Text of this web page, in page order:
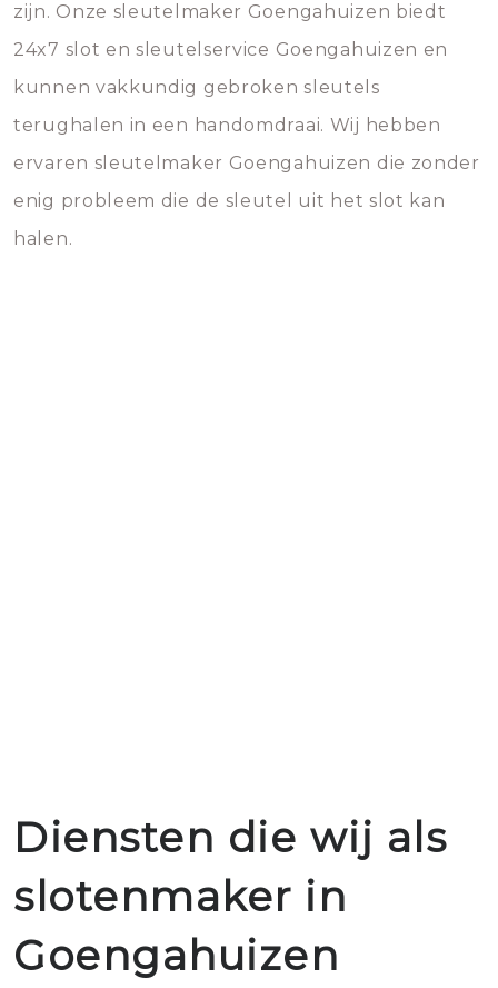
zijn. Onze sleutelmaker Goengahuizen biedt
24x7 slot en sleutelservice Goengahuizen en
kunnen vakkundig gebroken sleutels
terughalen in een handomdraai. Wij hebben
ervaren sleutelmaker Goengahuizen die zonder
enig probleem die de sleutel uit het slot kan
halen.
Diensten die wij als
slotenmaker in
Goengahuizen